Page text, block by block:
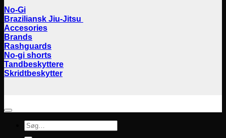
No-Gi
Braziliansk Jiu-Jitsu
Accesories
Brands
Rashguards
No-gi shorts
Tandbeskyttere
Skridtbeskytter
Søg
efter: